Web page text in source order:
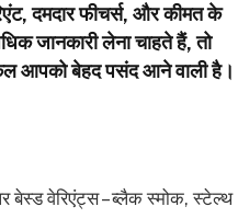
दमदार फीचर्स, और कीमत के
जानकारी लेना चाहते हैं, तो
आपको बेहद पसंद आने वाली है।
वेरिएंट्स – ब्लैक स्मोक, स्टेल्थ